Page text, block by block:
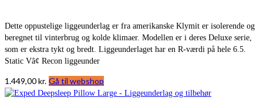
Dette oppustelige liggeunderlag er fra amerikanske Klymit er isolerende og
beregnet til vinterbrug og kolde klimaer. Modellen er i deres Deluxe serie,
som er ekstra tykt og bredt. Liggeunderlaget har en R-værdi på hele 6.5.
Static Vâ¢ Recon liggeunder
1.449,00kr. Gå til webshop